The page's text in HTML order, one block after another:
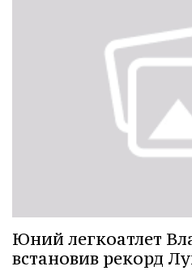
Юний легкоатлет
встановив рекорд